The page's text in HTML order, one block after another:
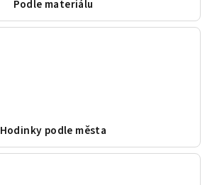
Podle materiálu
Hodinky podle města